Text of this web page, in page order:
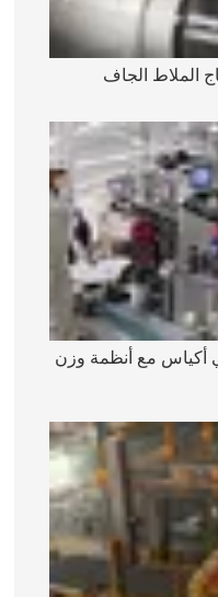
الملاط الجاف
أكياس مع أنظمة وزن